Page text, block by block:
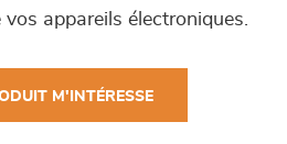
appareils électroniques.
M'INTÉRESSE